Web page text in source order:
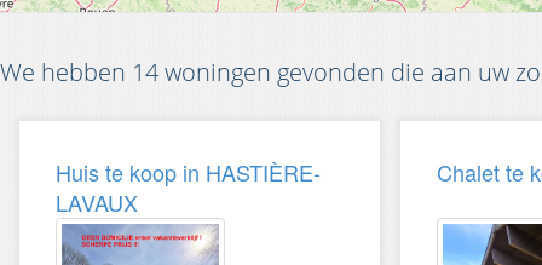
We hebben 14 woningen gevonden die aan uw
Huis te koop in HASTIÈRE-
LAVAUX
Chalet te